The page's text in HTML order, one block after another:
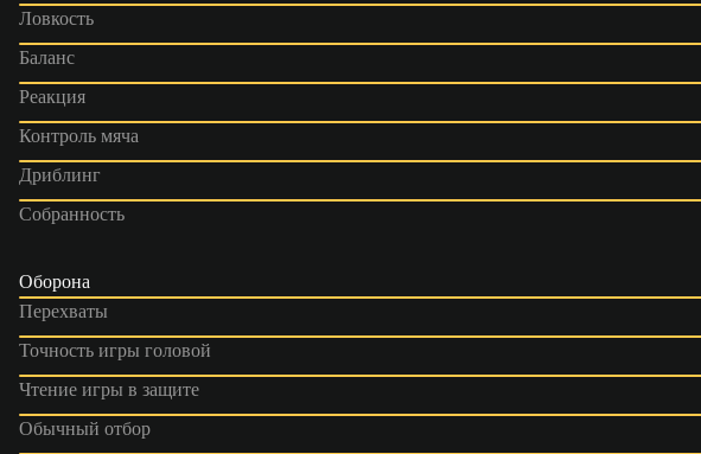
Ловкость
Баланс
Реакция
Контроль мяча
Дриблинг
Собранность
Оборона
Перехваты
Точность игры головой
Чтение игры в защите
Обычный отбор